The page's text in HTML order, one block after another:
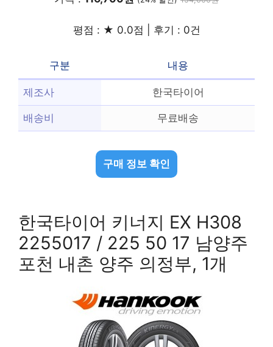
평점 : ★ 0.0점 | 후기 : 0건
구분 내용
제조사 한국타이어
배송비 무료배송
구매 정보 확인
한국타이어 키너지 EX H308
2255017 / 225 50 17 남양주
포천 내촌 양주 의정부, 1개